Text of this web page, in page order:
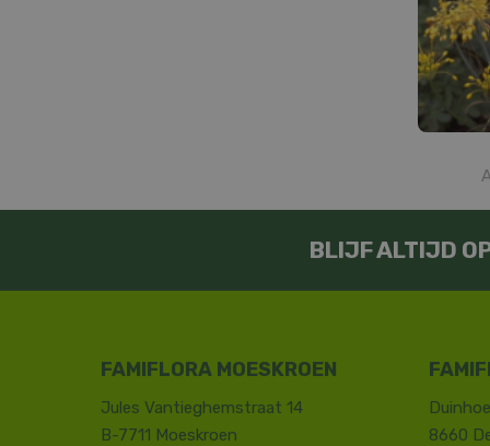
BLIJF ALTIJD
FAMIFLORA MOESKROEN
Jules Vantieghemstraat 14
B-7711 Moeskroen
8660